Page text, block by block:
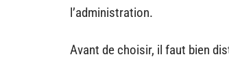
l’administration.
Avant de choisir, il faut bien